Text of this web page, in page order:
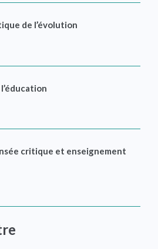
de l’évolution
critique et enseignement